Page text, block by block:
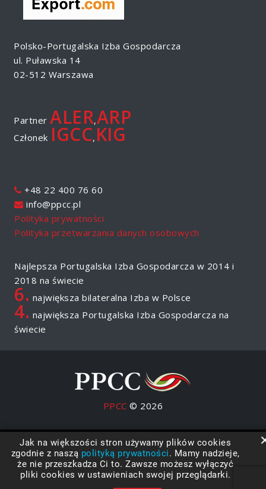
Polsko-Portugalska Izba Gospodarcza
ul. Puławska 14
02-512 Warszawa
Partner ALER,ARP
Członek IGCC, KIG
+48 22 400 76 60
info@ppcc.pl
Polityka prywatności
Polityka przetwarzania danych osobowych
Najlepsza Portugalska Izba Gospodarcza w 2014 i
2018 na świecie
6. największa bilateralna Izba w Polsce
4. największa Portugalska Izba Gospodarcza na
świecie
PPCC © 2026
Jak na większości stron używamy plików cookies
zgodnie z naszą polityką prywatności. Mamy nadzieje,
że nie przeszkadza Ci to. Zawsze możesz wyłączyć
pliki cookies w ustawieniach swojej przeglądarki.